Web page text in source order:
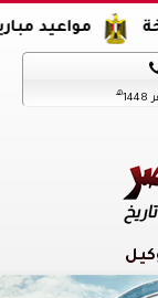
مواعيد مباريات
هـ